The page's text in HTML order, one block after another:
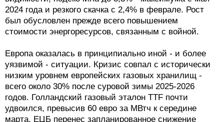
2024 года и резкого скачка с 2,4% в феврале. Рост
был обусловлен прежде всего повышением
стоимости энергоресурсов, связанным с войной.
Европа оказалась в принципиально иной - и более
уязвимой - ситуации. Кризис совпал с исторически
низким уровнем европейских газовых хранилищ -
всего около 30% после суровой зимы 2025-2026
годов. Голландский газовый эталон TTF почти
удвоился, превысив 60 евро за МВтч к середине
марта. ЕЦБ перенес запланированное снижение